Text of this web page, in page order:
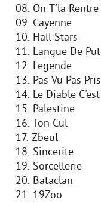
08. On T'la
09. Cayenne
10. Hall Stars
11. Langue De
12. Legende
13. Pas Vu Pas Pris
14. Le Diable
15. Palestine
16. Ton Cul
17. Zbeul
18. Sincerite
19. Sorcellerie
20. Bataclan
21. 19Zoo